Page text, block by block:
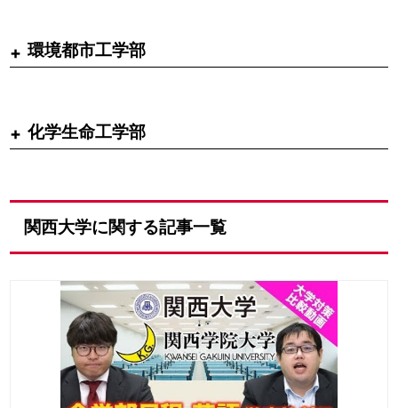
環境都市工学部
化学生命工学部
関西大学に関する記事一覧